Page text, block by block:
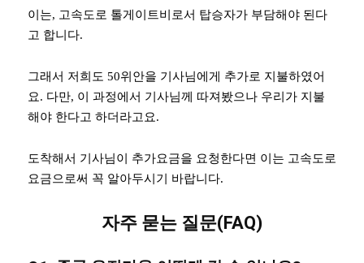
이는, 고속도로 톨게이트비로서 탑승자가 부담해야 된다
고 합니다.
그래서 저희도 50위안을 기사님에게 추가로 지불하였어
요. 다만, 이 과정에서 기사님께 따져봤으나 우리가 지불
해야 한다고 하더라고요.
도착해서 기사님이 추가요금을 요청한다면 이는 고속도로
요금으로써 꼭 알아두시기 바랍니다.
자주 묻는 질문(FAQ)